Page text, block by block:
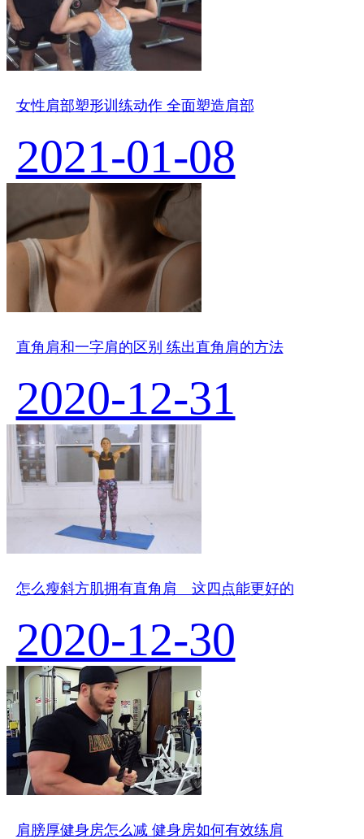
女性肩部塑形训练动作 全面塑造肩部
2021-01-08
直角肩和一字肩的区别 练出直角肩的方法
2020-12-31
怎么瘦斜方肌拥有直角肩 这四点能更好的
2020-12-30
肩膀厚健身房怎么减 健身房如何有效练肩